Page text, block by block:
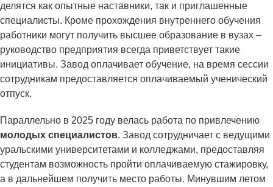
делятся как опытные наставники, так и приглашенные
специалисты. Кроме прохождения внутреннего обучения
работники могут получить высшее образование в вузах –
руководство предприятия всегда приветствует такие
инициативы. Завод оплачивает обучение, на время сессии
сотрудникам предоставляется оплачиваемый ученический
отпуск.
Параллельно в 2025 году велась работа по привлечению
молодых специалистов. Завод сотрудничает с ведущими
уральскими университетами и колледжами, предоставляя
студентам возможность пройти оплачиваемую стажировку,
а в дальнейшем получить место работы. Минувшим летом